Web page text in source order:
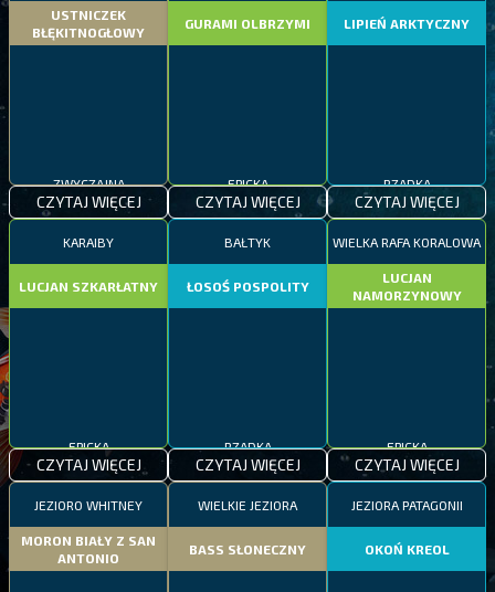
USTNICZEK
BŁĘKITNOGŁOWY
ZWYCZAJNA
CZYTAJ WIĘCEJ
GURAMI OLBRZYMI
EPICKA
CZYTAJ WIĘCEJ
LIPIEŃ ARKTYCZNY
RZADKA
CZYTAJ WIĘCEJ
KARAIBY
LUCJAN SZKARŁATNY
EPICKA
CZYTAJ WIĘCEJ
BAŁTYK
ŁOSOŚ POSPOLITY
RZADKA
CZYTAJ WIĘCEJ
WIELKA RAFA KORALOWA
LUCJAN
NAMORZYNOWY
EPICKA
CZYTAJ WIĘCEJ
JEZIORO WHITNEY
MORON BIAŁY Z SAN
ANTONIO
WIELKIE JEZIORA
BASS SŁONECZNY
JEZIORA PATAGONII
OKOŃ KREOL